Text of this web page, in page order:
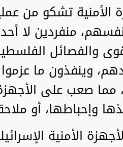
الأمنية تشكو من
منفردين لا
والفصائل
وينفذون ما
صعب على الأجهزة
وإحباطها، أو
الأمنية